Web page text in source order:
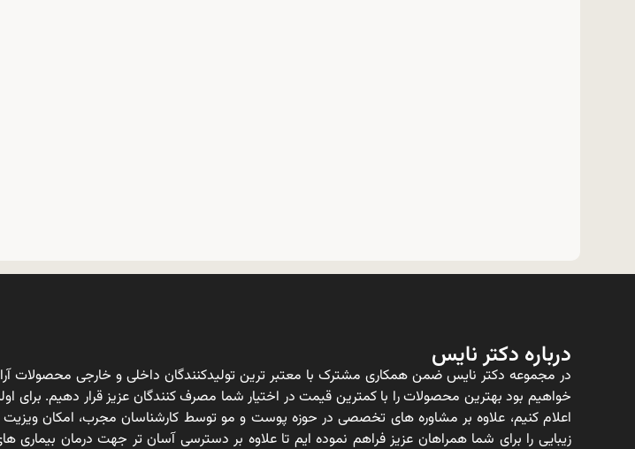
درباره دکتر نایس
در مجموعه دکتر نایس ضمن همکاری مشترک با معتبر ترین تولیدکنندگان داخلی و خارجی محصولات
خواهیم بود بهترین محصولات را با کمترین قیمت در اختیار شما مصرف کنندگان عزیز قرار دهیم. برای
اعلام کنیم، علاوه بر مشاوره های تخصصی در حوزه پوست و مو توسط کارشناسان مجرب، امکان
زیبایی را برای شما همراهان عزیز فراهم نموده ایم تا علاوه بر دسترسی آسان تر جهت درمان بیماری